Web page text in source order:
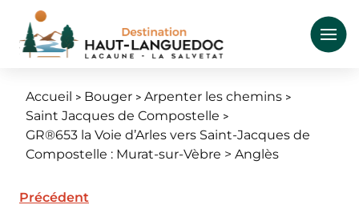
contenu
Fil
d'Ariane
Accueil Bouger
Arpenter les chemins
Saint Jacques de Compostelle
GR®653 la Voie d’Arles vers Saint-Jacques de
Compostelle : Murat-sur-Vèbre > Anglès
Précédent